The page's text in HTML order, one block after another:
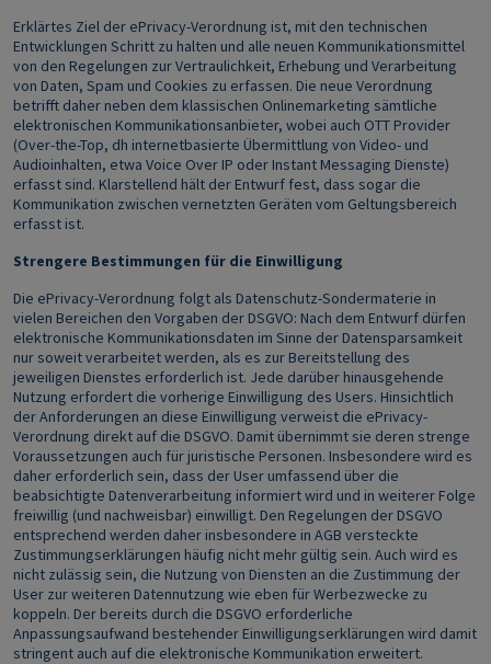
Erklärtes Ziel der ePrivacy-Verordnung ist, mit den technischen
Entwicklungen Schritt zu halten und alle neuen Kommunikationsmittel
von den Regelungen zur Vertraulichkeit, Erhebung und Verarbeitung
von Daten, Spam und Cookies zu erfassen. Die neue Verordnung
betrifft daher neben dem klassischen Onlinemarketing sämtliche
elektronischen Kommunikationsanbieter, wobei auch OTT Provider
(Over-the-Top, dh internetbasierte Übermittlung von Video- und
Audioinhalten, etwa Voice Over IP oder Instant Messaging Dienste)
erfasst sind. Klarstellend hält der Entwurf fest, dass sogar die
Kommunikation zwischen vernetzten Geräten vom Geltungsbereich
erfasst ist.
Strengere Bestimmungen für die Einwilligung
Die ePrivacy-Verordnung folgt als Datenschutz-Sondermaterie in
vielen Bereichen den Vorgaben der DSGVO: Nach dem Entwurf dürfen
elektronische Kommunikationsdaten im Sinne der Datensparsamkeit
nur soweit verarbeitet werden, als es zur Bereitstellung des
jeweiligen Dienstes erforderlich ist. Jede darüber hinausgehende
Nutzung erfordert die vorherige Einwilligung des Users. Hinsichtlich
der Anforderungen an diese Einwilligung verweist die ePrivacy-
Verordnung direkt auf die DSGVO. Damit übernimmt sie deren strenge
Voraussetzungen auch für juristische Personen. Insbesondere wird es
daher erforderlich sein, dass der User umfassend über die
beabsichtigte Datenverarbeitung informiert wird und in weiterer Folge
freiwillig (und nachweisbar) einwilligt. Den Regelungen der DSGVO
entsprechend werden daher insbesondere in AGB versteckte
Zustimmungserklärungen häufig nicht mehr gültig sein. Auch wird es
nicht zulässig sein, die Nutzung von Diensten an die Zustimmung der
User zur weiteren Datennutzung wie eben für Werbezwecke zu
koppeln. Der bereits durch die DSGVO erforderliche
Anpassungsaufwand bestehender Einwilligungserklärungen wird damit
stringent auch auf die elektronische Kommunikation erweitert.